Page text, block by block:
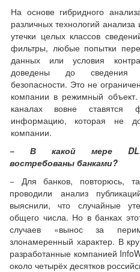
На основе гибридного
различных технологий
утечки целых классов
фильтры, любые попытки
данных или условия
доведены до сведения
безопасности. Это не
компании в режимный
каналах вовне ставятся
информацию, которая не
компании.
− В какой мере DLP-
востребованы банками?
− Для банков, повторюсь,
проводили анализ
выяснили, что случайные
общего числа. Но в банках
случаев «вынос за
злонамеренный характер. В
разработанные компанией
около четырёх десятков